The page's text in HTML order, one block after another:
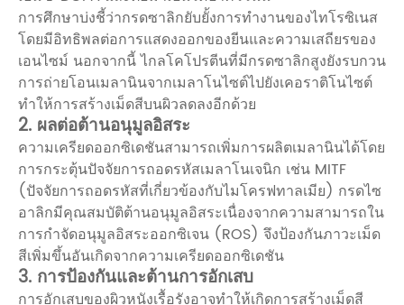
การศึกษาบ่งชี้ว่ากรดซาลิกยับยั้งการทำงานของไทโรซิเนส
โดยมีอิทธิพลต่อการแสดงออกของยีนและความเสถียรของ
เอนไซม์ นอกจากนี้ ไกลโคโปรตีนที่มีกรดซาลิกสูงยังรบกวน
การถ่ายโอนเมลานินจากเมลาโนไซต์ไปยังเคอราติโนไซต์
ทำให้การสร้างเม็ดสีบนผิวลดลงอีกด้วย
2. ผลต่อต้านอนุมูลอิสระ
ความเครียดออกซิเดชันสามารถเพิ่มการผลิตเมลานินได้โดย
การกระตุ้นปัจจัยการถอดรหัสเมลาโนเจนิก เช่น MITF
(ปัจจัยการถอดรหัสที่เกี่ยวข้องกับไมโครฟทาลเมีย) กรดไซ
อาลิกมีคุณสมบัติต้านอนุมูลอิสระเนื่องจากความสามารถใน
การกำจัดอนุมูลอิสระออกซิเจน (ROS) จึงป้องกันภาวะเม็ด
สีเพิ่มขึ้นอันเกิดจากความเครียดออกซิเดชัน
3. การป้องกันและต้านการอักเสบ
การอักเสบของผิวหนังเรื้อรังอาจทำให้เกิดการสร้างเม็ดสี